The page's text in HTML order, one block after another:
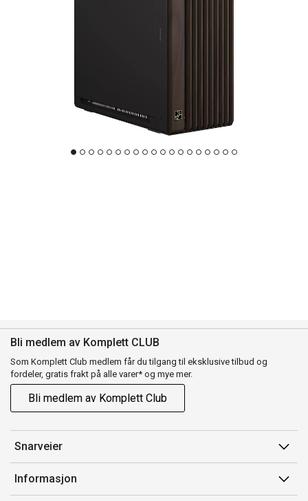
Bli medlem av Komplett CLUB
Som Komplett Club medlem får du tilgang til eksklusive tilbud og
fordeler, gratis frakt på alle varer* og mye mer.
Bli medlem av Komplett Club
Snarveier
Min side
Ordreoversikt
Informasjon